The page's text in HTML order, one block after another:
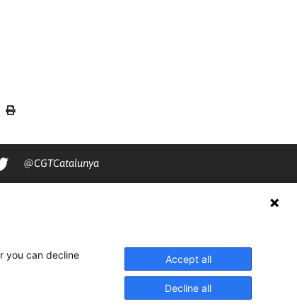
@CGTCatalunya
you can decline
Accept all
Decline all